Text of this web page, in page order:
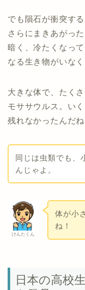
でも隕石が衝突す
さらにまきあがっ
暗く、冷たくなっ
なる生き物がいな
大きな体で、たく
モササウルス。い
残れなかったんだね
同じは虫類でも、
んじゃよ。
けんたくん
体が小
ね！
日本の高校